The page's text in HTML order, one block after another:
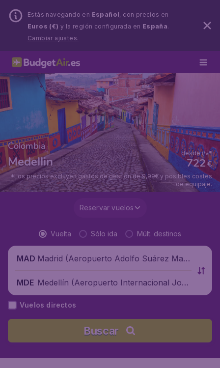
Estás navegando en Español, con precios en
Euros (€) y la región configurada en España.
Cambiar ajustes.
Colombia
Medellin €
722
desde i/v*
*Los precios excluyen gastos de gestión de 9,99€ y posibles costes
de equipaje.
Reservar vuelos
Vuelta Sólo ida Múlt. destinos
MAD Madrid (Aeropuerto Adolfo Suárez Madr
MDE Medellín (Aeropuerto Internacional José
María Córdova), Colombia
Vuelos directos
Buscar